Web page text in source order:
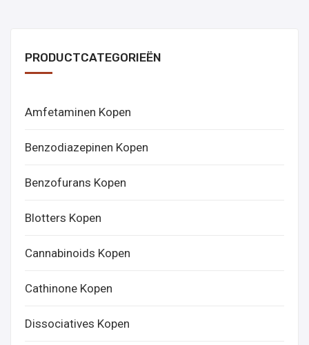
PRODUCTCATEGORIEËN
Amfetaminen Kopen
Benzodiazepinen Kopen
Benzofurans Kopen
Blotters Kopen
Cannabinoids Kopen
Cathinone Kopen
Dissociatives Kopen